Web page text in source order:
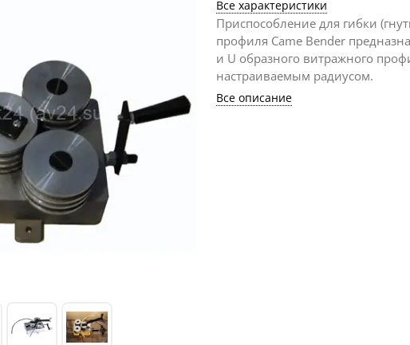
Все характеристики
Приспособление для гибки
профиля Came Bender
и U образного витражного
настраиваемым радиусом.
Все описание